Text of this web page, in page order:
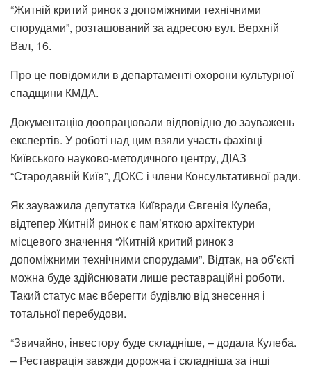
“Житній критий ринок з допоміжними технічними
спорудами”, розташований за адресою вул. Верхній
Вал, 16.
Про це повідомили в департаменті охорони культурної
спадщини КМДА.
Документацію доопрацювали відповідно до зауважень
експертів. У роботі над цим взяли участь фахівці
Київського науково-методичного центру, ДІАЗ
“Стародавній Київ”, ДОКС і члени Консультативної ради.
Як зауважила депутатка Київради Євгенія Кулеба,
відтепер Житній ринок є памʼяткою архітектури
місцевого значення “Житній критий ринок з
допоміжними технічними спорудами”. Відтак, на обʼєкті
можна буде здійснювати лише реставраційні роботи.
Такий статус має вберегти будівлю від знесення і
тотальної перебудови.
“Звичайно, інвестору буде складніше, – додала Кулеба.
– Реставрація завжди дорожча і складніша за інші